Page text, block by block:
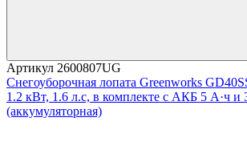
Артикул 2600807UG
Снегоуборочная лопата Greenworks
1.2 кВт, 1.6 л.с, в комплекте с АКБ 5 А·ч и
(аккумуляторная)